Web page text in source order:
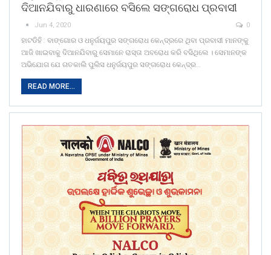
ଦିଆନଯିବାରୁ ଧାରଣାରେ ବସିଲେ ସଙ୍ଗରୋଧ ପ୍ରବାସୀ
Jun 4, 2020 0
ହାଟଡିହି : ବାଙ୍ଗୋର ଓ ଧନୁର୍ଜୟପୁର ସଙ୍ଗରୋଧ କେନ୍ଦ୍ରରେ ଥିବା ପ୍ରବାସୀ ମାନଙ୍କୁ
ଆଜି ଖାଇବାକୁ ଦିଆନଯିବାରୁ ସେମାନେ ରାସ୍ତା ଅବରୋଧ କରି ବସିଥିଲେ । ସେମାନଙ୍କ
ଅଭିଯୋଗ ଯେ ଗତକାଲି ପୁଲିସ ଧନୁର୍ଜୟପୁର ସଙ୍ଗରୋଧ କେନ୍ଦ୍ର…
READ MORE...